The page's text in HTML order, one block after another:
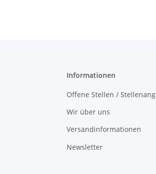
Informationen
Offene Stellen /
Wir über uns
Versandinformationen
Newsletter